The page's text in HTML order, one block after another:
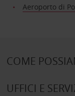
Aeroporto di
COME
UFFICI E